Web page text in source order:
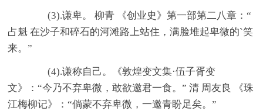
(3).谦卑。 柳青 《创业史》第一部第二八章：“
占魁 在沙子和碎石的河滩路上站住，满脸堆起卑微的`笑
来。”
(4).谦称自己。《敦煌变文集·伍子胥变
文》：“今乃不弃卑微，敢欲邀君一食。” 清 周友良 《珠
江梅柳记》：“倘蒙不弃卑微，一邀青盼足矣。”